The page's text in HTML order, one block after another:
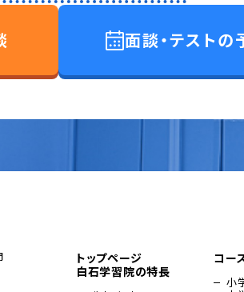
面談・テストの
トップページ
白石学習院の特長
コー
小